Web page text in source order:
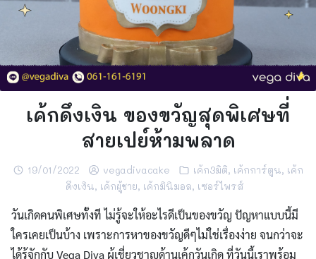
เค้กดึงเงิน ของขวัญสุดพิเศษที่
สายเปย์ห้ามพลาด
19/01/2022 vegadivacake เค้ก3มิติ, เค้กการ์ตูน, เค้ก
ดึงเงิน, เค้กผู้ชาย, เค้กมินิมอล, เซอร์ไพรส์
วันเกิดคนพิเศษทั้งที ไม่รู้จะให้อะไรดีเป็นของขวัญ ปัญหาแบบนี้มี
ใครเคยเป็นบ้าง เพราะการหาของขวัญดีๆไม่ใช่เรื่องง่าย จนกว่าจะ
ได้รู้จักกับVega Diva ผู้เชี่ยวชาญด้านเค้กวันเกิดที่วันนี้เราพร้อม